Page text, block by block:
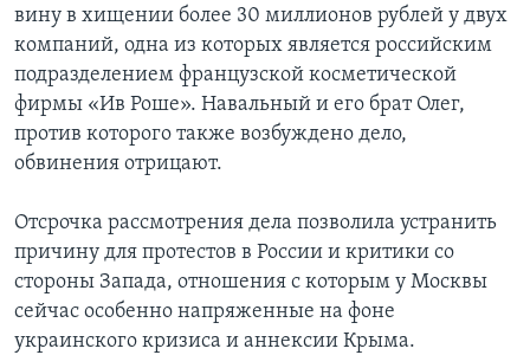
вину в хищении более 30 миллионов рублей у двух
компаний, одна из которых является российским
подразделением французской косметической
фирмы «Ив Роше». Навальный и его брат Олег,
против которого также возбуждено дело,
обвинения отрицают.
Отсрочка рассмотрения дела позволила устранить
причину для протестов в России и критики со
стороны Запада, отношения с которым у Москвы
сейчас особенно напряженные на фоне
украинского кризиса и аннексии Крыма.